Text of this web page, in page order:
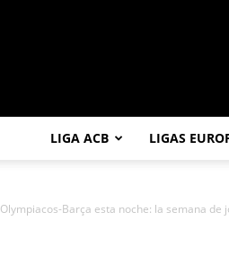
LIGA ACB LIGAS
Olympiacos-Barça esta noche: la semana